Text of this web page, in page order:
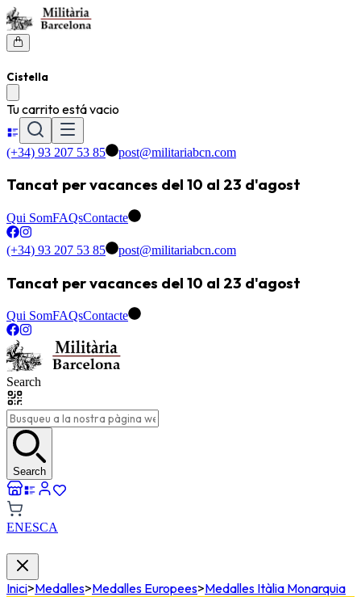
Cistella
Tu carrito está vacio
(+34) 93 207 53 85 post@militariabcn.com
Tancat per vacances del 10 al 23 d'agost
Qui SomFAQsContacte
(+34) 93 207 53 85 post@militariabcn.com
Tancat per vacances del 10 al 23 d'agost
Qui SomFAQsContacte
Search
Search
ENESCA
Inici>Medalles>Medalles Europees>Medalles Itàlia Monarquia